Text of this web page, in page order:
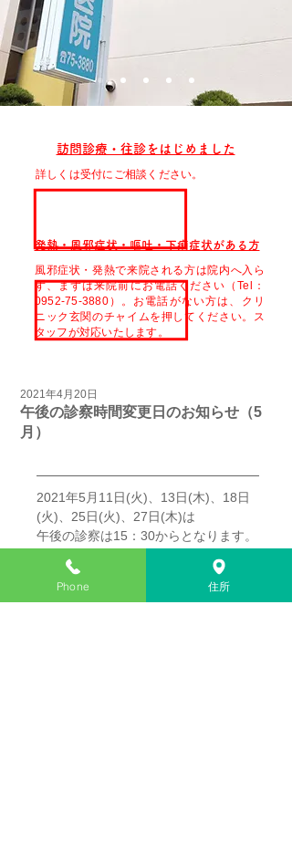
訪問診療・往診をはじめました
詳しくは受付にご相談ください。
風邪症状・発熱で来院される方は院内へ入ら
ず、まずは来院前にお電話ください（Tel：
0952-75-3880）。お電話がない方は、クリ
ニック玄関のチャイムを押してください。ス
タッフが対応いたします。
発熱・風邪症状・嘔吐・下痢症状がある方
午後の診察時間変更日のお知らせ（5
月）
2021年4月20日
2021年5月11日(火)、13日(木)、18日
(火)、25日(火)、27日(木)は
午後の診察は15：30からとなります。
Phone 住所